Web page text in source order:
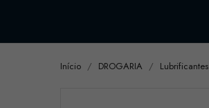
Início DROGARIA Lubrificantes